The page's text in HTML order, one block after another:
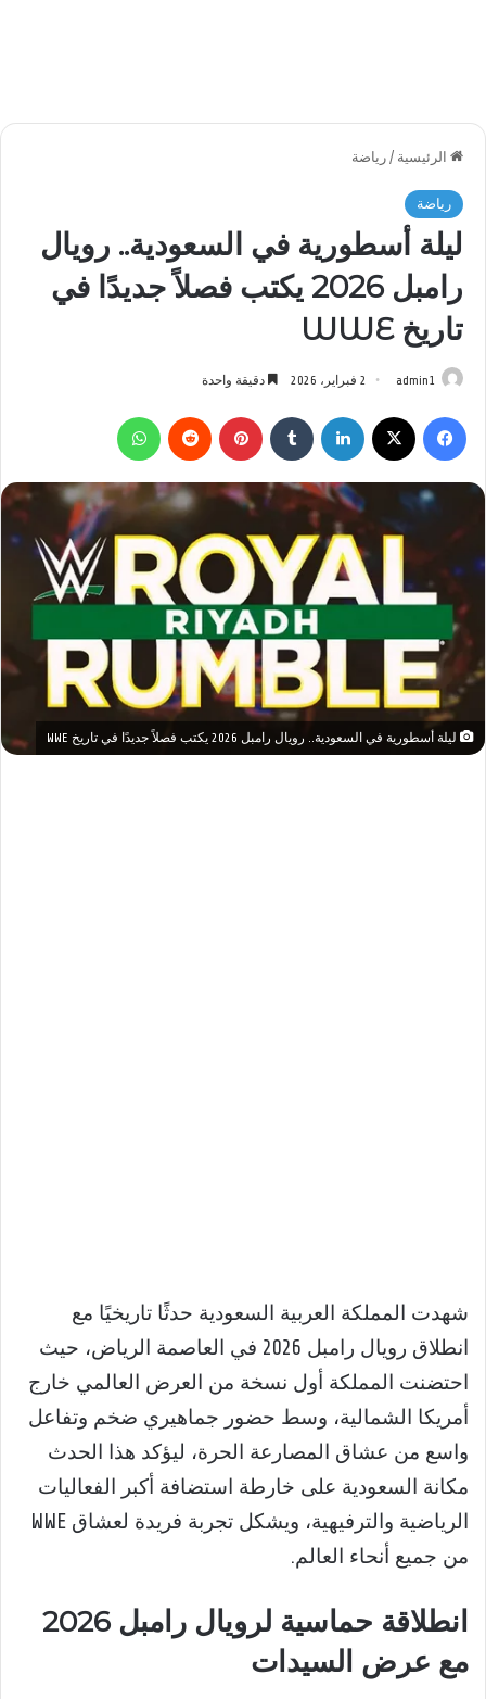
الرئيسية / رياضة
رياضة
ليلة أسطورية في السعودية.. رويال
رامبل 2026 يكتب فصلاً جديدًا في
تاريخ WWE
admin1 2 فبراير، 2026 دقيقة واحدة
فيسبوك لينكدإن بينتيريست
ليلة أسطورية في السعودية.. رويال رامبل 2026 يكتب فصلاً جديدًا في تاريخ WWE
شهدت المملكة العربية السعودية حدثًا تاريخيًا مع
انطلاق رويال رامبل 2026 في العاصمة الرياض، حيث
احتضنت المملكة أول نسخة من العرض العالمي خارج
أمريكا الشمالية، وسط حضور جماهيري ضخم وتفاعل
واسع من عشاق المصارعة الحرة، ليؤكد هذا الحدث
مكانة السعودية على خارطة استضافة أكبر الفعاليات
الرياضية والترفيهية، ويشكل تجربة فريدة لعشاق WWE
من جميع أنحاء العالم.
انطلاقة حماسية لرويال رامبل 2026
مع عرض السيدات